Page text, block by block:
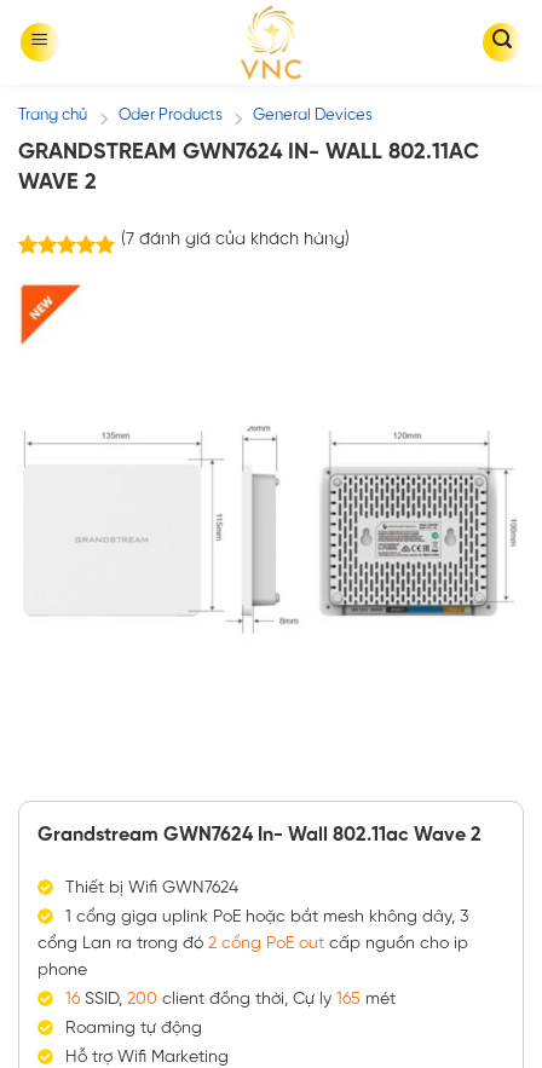
Trang chủ / Oder Products / General Devices
GRANDSTREAM GWN7624 IN- WALL 802.11AC
WAVE 2
5 dựa trên
đánh giá
(7đánh giá của khách hàng)
Grandstream GWN7624 In- Wall 802.11ac Wave 2
Thiết bị Wifi GWN7624
1 cổng giga uplink PoE hoặc bắt mesh không dây, 3
cổng Lan ra trong đó 2 cổng PoE outcấp nguồn cho ip
phone
16SSID, 200 client đồng thời, Cự ly 165 mét
Roaming tự động
Hỗ trợ Wifi Marketing